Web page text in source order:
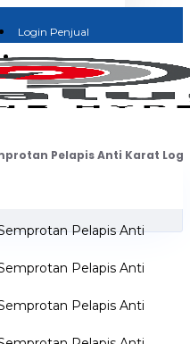
Login Penjual
Jadi Penjual
Pelapis Anti Karat